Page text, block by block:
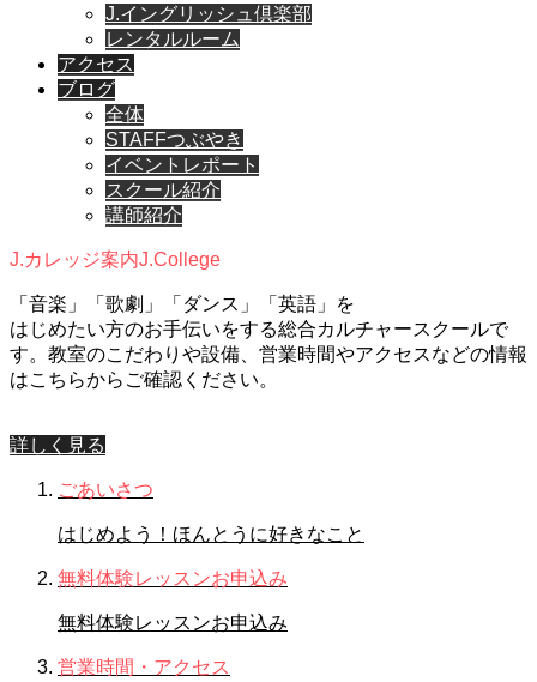
J.イングリッシュ倶楽部
レンタルルーム
アクセス
ブログ
全体
STAFFつぶやき
イベントレポート
スクール紹介
講師紹介
J.カレッジ案内J.College
「音楽」「歌劇」「ダンス」「英語」を
はじめたい方のお手伝いをする総合カルチャースクールで
す。教室のこだわりや設備、営業時間やアクセスなどの情報
はこちらからご確認ください。
詳しく見る
ごあいさつ
はじめよう！ほんとうに好きなこと
無料体験レッスンお申込み
無料体験レッスンお申込み
営業時間・アクセス